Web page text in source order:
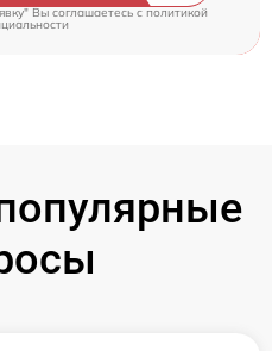
Вы соглашаетесь c политикой